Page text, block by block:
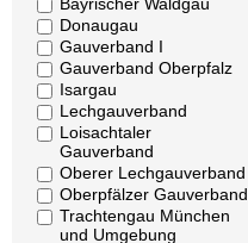
Donaugau
Gauverband I
Gauverband Oberpfalz
Isargau
Lechgauverband
Loisachtaler
Gauverband
Oberer Lechgauverband
Oberpfälzer Gauverband
Trachtengau München
und Umgebung